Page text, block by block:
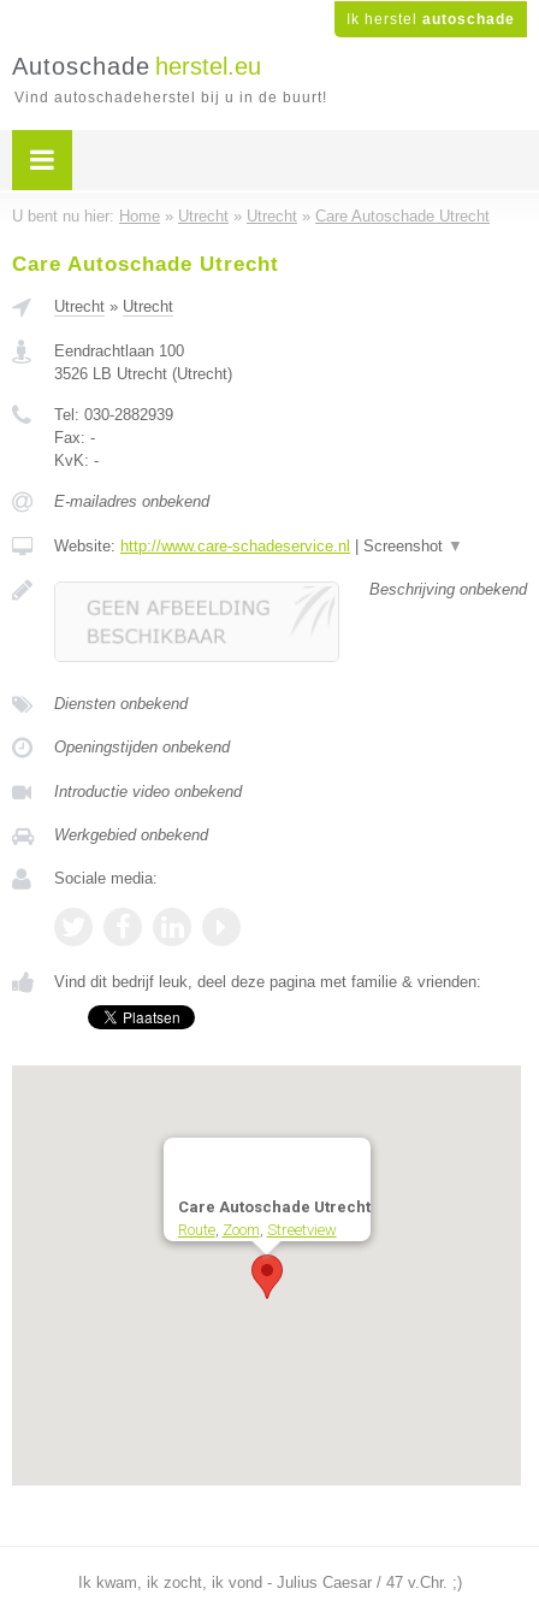
Ik herstel autoschade
Autoschade herstel.eu
Vind autoschadeherstel bij u in de buurt!
U bent nu hier: Home » Utrecht » Utrecht » Care Autoschade Utrecht
Care Autoschade Utrecht
Utrecht » Utrecht
Eendrachtlaan 100
3526 LB Utrecht (Utrecht)
Tel: 030-2882939
Fax: -
KvK: -
E-mailadres onbekend
Website: http://www.care-schadeservice.nl Screenshot ▼
Beschrijving onbekend
Diensten onbekend
Openingstijden onbekend
Introductie video onbekend
Werkgebied onbekend
Sociale media:
Vind dit bedrijf leuk, deel deze pagina met familie & vrienden:
Care Autoschade Utrecht
Route, Zoom, Streetview
Ik kwam, ik zocht, ik vond - Julius Caesar / 47 v.Chr. ;)